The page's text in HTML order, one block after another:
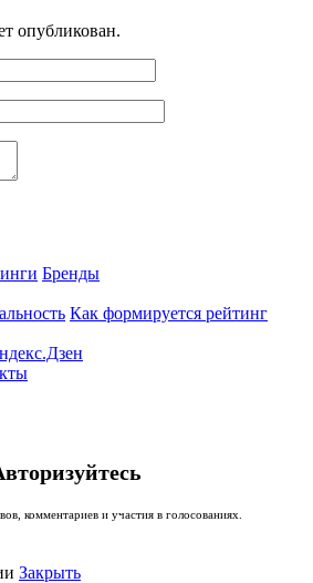
опубликован.
Бренды
Как формируется рейтинг
комментариев и участия в голосованиях.
Закрыть